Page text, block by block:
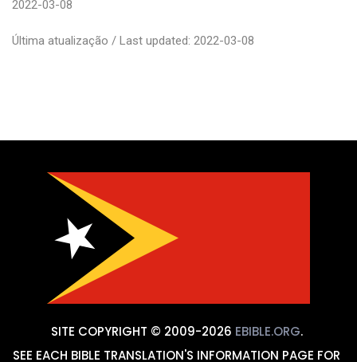
2022-03-08
Última atualização / Last updated: 2022-03-08
SITE COPYRIGHT © 2009-2026 EBIBLE.ORG.
SEE EACH BIBLE TRANSLATION'S INFORMATION PAGE FOR